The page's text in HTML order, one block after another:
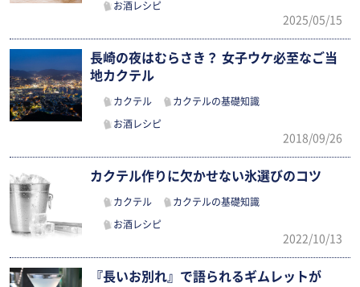
お酒レシピ
2025/05/15
長崎の夜はむらさき？ 女子ウケ必至なご当
地カクテル
カクテル カクテルの基礎知識
お酒レシピ
2018/09/26
カクテル作りに欠かせない氷選びのコツ
カクテル カクテルの基礎知識
お酒レシピ
2022/10/13
『長いお別れ』で語られるギムレットが